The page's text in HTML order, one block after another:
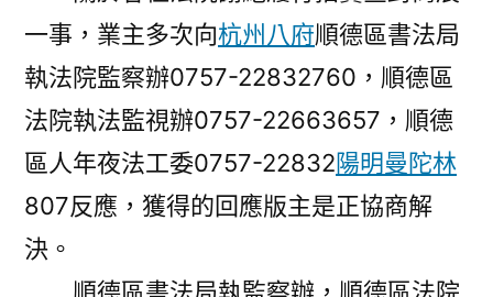
一事，業主多次向杭州八府順德區書法局
執法院監察辦0757-22832760，順德區
法院執法監視辦0757-22663657，順德
區人年夜法工委0757-22832陽明曼陀林
807反應，獲得的回應版主是正協商解
決。